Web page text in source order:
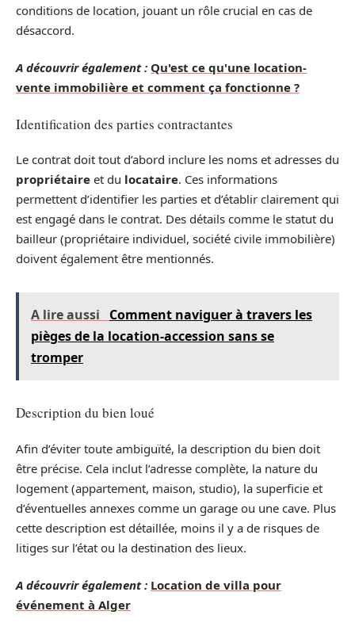
conditions de location, jouant un rôle crucial en cas de
désaccord.
A découvrir également : Qu'est ce qu'une location-
vente immobilière et comment ça fonctionne ?
Identification des parties contractantes
Le contrat doit tout d’abord inclure les noms et adresses du
propriétaire et du locataire. Ces informations
permettent d’identifier les parties et d’établir clairement qui
est engagé dans le contrat. Des détails comme le statut du
bailleur (propriétaire individuel, société civile immobilière)
doivent également être mentionnés.
A lire aussi
Comment naviguer à travers les
pièges de la location-accession sans se
tromper
Description du bien loué
Afin d’éviter toute ambiguïté, la description du bien doit
être précise. Cela inclut l’adresse complète, la nature du
logement (appartement, maison, studio), la superficie et
d’éventuelles annexes comme un garage ou une cave. Plus
cette description est détaillée, moins il y a de risques de
litiges sur l’état ou la destination des lieux.
A découvrir également : Location de villa pour
événement à Alger